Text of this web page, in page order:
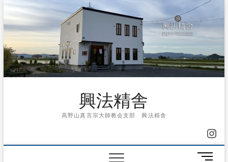
content
興法精舎
高野山真言宗大師教会支部 興法精舎
メ